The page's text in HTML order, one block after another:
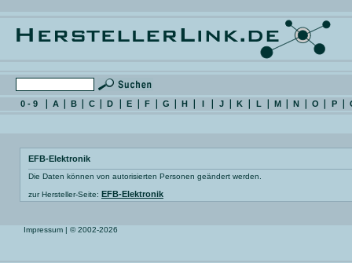
0 - 9 A B C D E F G H I J K L M N O P
EFB-Elektronik
Die Daten können von autorisierten Personen geändert werden.
zur Hersteller-Seite: EFB-Elektronik
Impressum | © 2002-2026